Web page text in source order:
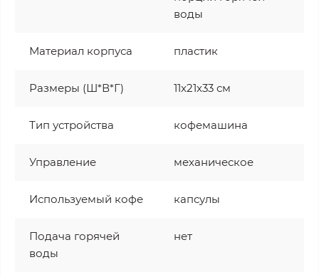
воды
Материал корпуса пластик
Размеры (Ш*В*Г) 11x21x33 см
Тип устройства кофемашина
Управление механическое
Используемый кофе капсулы
Подача горячей
воды
нет